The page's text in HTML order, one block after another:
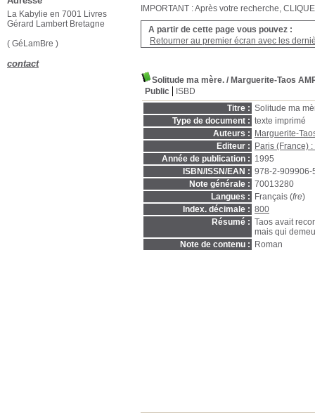
IMPORTANT : Après votre recherche,
A partir de cette page vous pouvez :
Retourner au premier écran avec les
Solitude ma mère. / Marguerite-Taos
Public
ISBD
Titre : Solitude ma
Type de document : texte imprimé
Auteurs :
Marguerite-
Editeur :
Paris (France)
Année de publication : 1995
ISBN/ISSN/EAN : 978-2-909906-
Note générale : 70013280
Langues :
Français (fre)
Index. décimale : 800
Résumé : Taos avait
mais qui
Note de contenu :
Roman
La Kabylie en 7001 Livres
Gérard Lambert Bretagne
( GéLamBre )
contact